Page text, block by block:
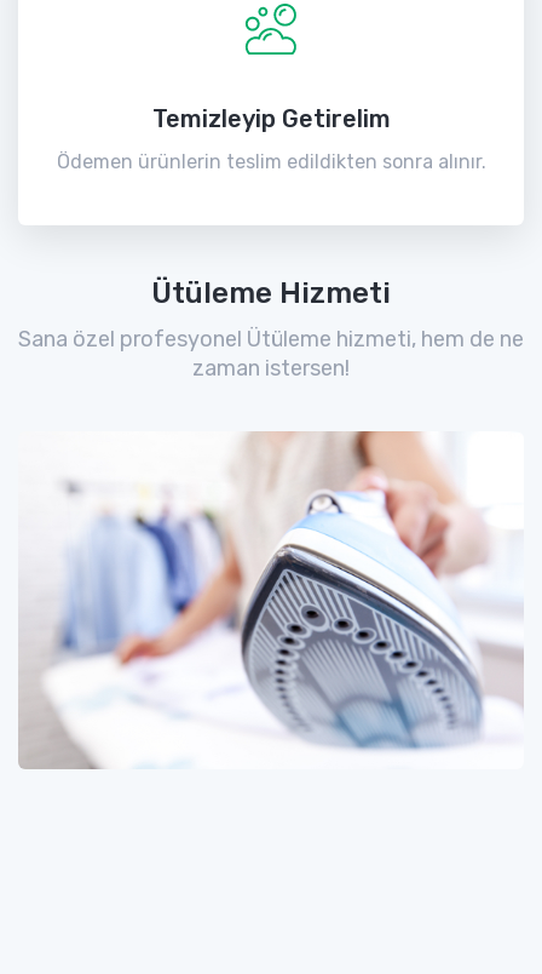
Temizleyip Getirelim
Ödemen ürünlerin teslim edildikten sonra alınır.
Ütüleme Hizmeti
Sana özel profesyonel Ütüleme hizmeti, hem de ne
zaman istersen!